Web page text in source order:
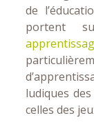
de
portent
ludiques
celles des